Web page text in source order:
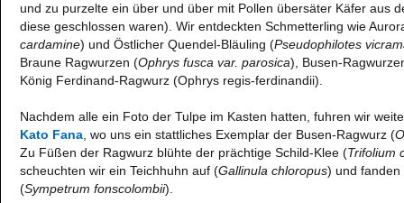
und zu purzelte ein über und über mit Pollen übersäter Käfer aus
diese geschlossen waren). Wir entdeckten Schmetterling wie
cardamine) und Östlicher Quendel-Bläuling (Pseudophilotes
Braune Ragwurzen (Ophrys fusca var. parosica), Busen-
König Ferdinand-Ragwurz (Ophrys regis-ferdinandii).
Nachdem alle ein Foto der Tulpe im Kasten hatten, fuhren wir
Kato Fana , wo uns ein stattliches Exemplar der Busen-Ragwurz (
Zu Füßen der Ragwurz blühte der prächtige Schild-Klee (Trifolium
scheuchten wir ein Teichhuhn auf (Gallinula chloropus) und fanden
(Sympetrum fonscolombii).